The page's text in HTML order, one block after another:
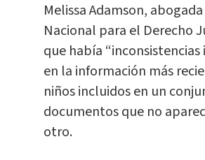
Melissa Adamson,
Nacional para el Derecho
que había
en la información más
niños incluidos en un
documentos que no
otro.